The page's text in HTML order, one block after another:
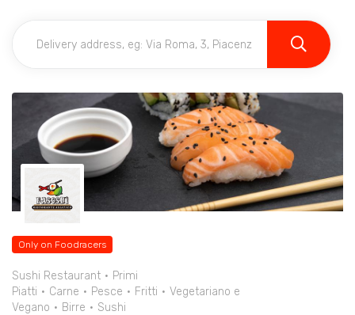
Only on Foodracers
Sushi Restaurant
Primi
Piatti
Carne Pesce Fritti
Vegetariano e
Vegano
Birre Sushi